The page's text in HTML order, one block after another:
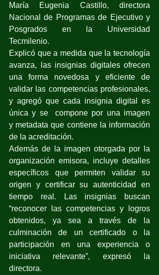
María Eugenia Castillo, directora
Nacional de Programas de Ejecutivo y
Posgrados en la Universidad
Tecmilenio.
Explicó que a medida que la tecnología
avanza, las insignias digitales ofrecen
una forma novedosa y eficiente de
validar las competencias profesionales,
y agregó que cada insignia digital es
única y se  compone por una imagen
y metadata que contiene la información
de la acreditación.
Además de la imagen otorgada por la
organización emisora, incluye detalles
específicos que permiten validar su
origen y certificar su autenticidad en
tiempo real. Las insignias buscan
“reconocer las competencias y logros
obtenidos, ya sea a través de la
culminación de un certificado o la
participación en una experiencia o
iniciativa relevante”, expresó la
directora.